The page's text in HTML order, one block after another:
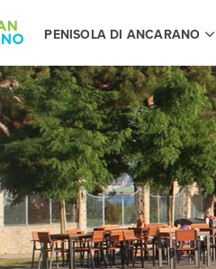
PENISOLA DI ANCARANO